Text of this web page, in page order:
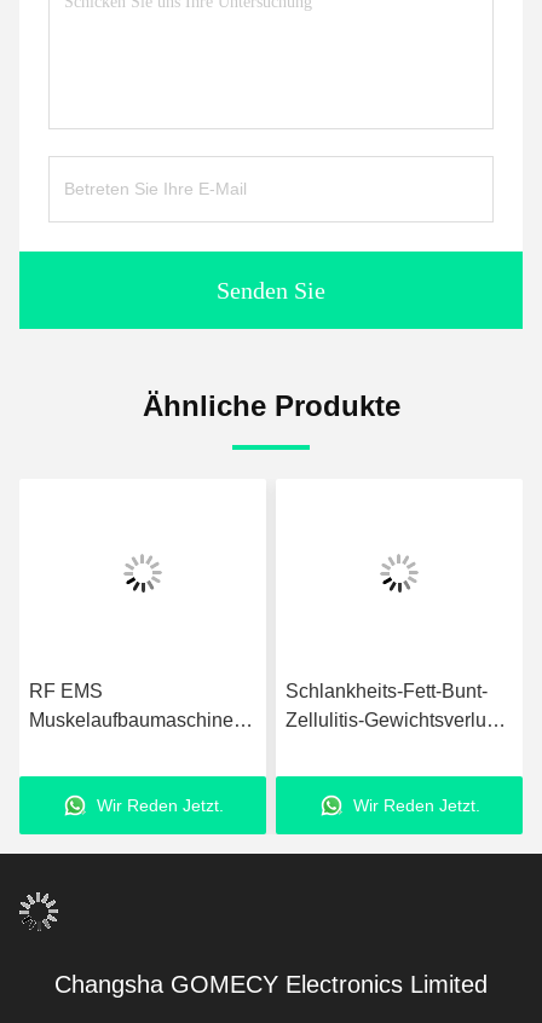
Senden Sie
Ähnliche Produkte
RF EMS
Muskelaufbaumaschine
mit 3 Griffen
Wir Reden Jetzt.
Schlankheits-Fett-Bunt-
Zellulitis-Gewichtsverlust-
EMS Muskelstimulator
Wir Reden Jetzt.
Changsha GOMECY Electronics Limited